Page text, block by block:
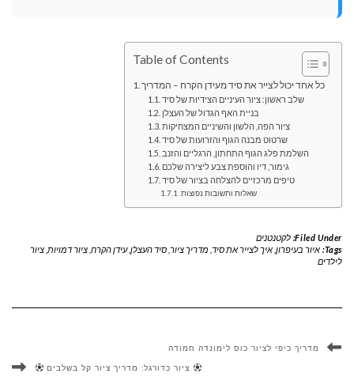
Table of Contents
כל אחד יכול לצייר את סיד מעידן הקרח – המדריך
שלב ראשון: ציור העיניים הצידיות של סיד
בניית האף הגדול של העצלן
ציור הפה, הלשון והשיניים המצחיקות
שרטוט מבנה הגוף והזרועות של סיד
השלמת פלג הגוף התחתון, הרגליים והזנב
גימור, דיו והוספת צבע ליצירה שלכם
טיפים מרכזיים להצלחה בציור של סיד
שאלות ותשובות נפוצות
Filed Under: לקטנטנים
Tags: איור בעיפרון, איך לצייר את סיד, מדריך ציור, סיד העצלן,עידן הקרח, ציור דמויות ציור
לילדים
מדריך כיפי לציור כוס לימונדה חמודה
ציור כדורגל: מדריך ציור קל בשלבים